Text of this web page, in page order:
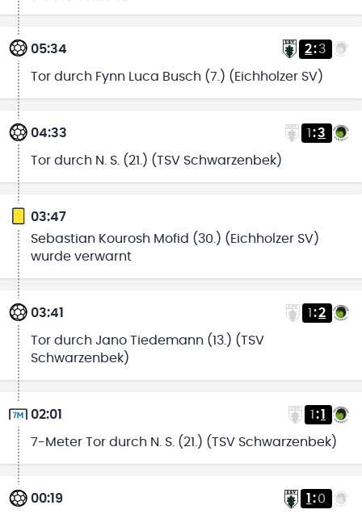
05:34 2:3
Tor durch Fynn Luca Busch (7.) (Eichholzer SV)
04:33 1 :3
Tor durch N. S. (21.) (TSV Schwarzenbek)
03:47
Sebastian Kourosh Mofid (30.) (Eichholzer SV)
wurde verwarnt
03:41 1 :2
Tor durch Jano Tiedemann (13.) (TSV
Schwarzenbek)
02:01 1 :1
7-Meter Tor durch N. S. (21.) (TSV Schwarzenbek)
00:19 1 :0